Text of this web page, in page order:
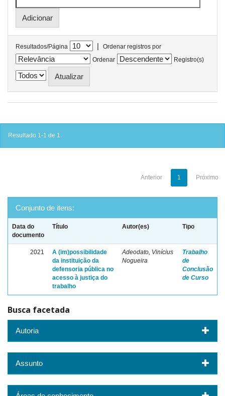
Resultados/Página |
Ordenar registros por
Ordenar
Registro(s)
Resultado 1-1 de 1.
Anterior 1 Próximo
Conjunto de itens:
Data do
documento
Título Autor(es) Tipo
2021
A (im)possibilidade
da instituição da
defensoria pública no
acesso à justiça do
trabalho
Adeodato, Vinícius
Nogueira
Trabalho
de
Conclusão
de Curso
Busca facetada
Autoria
Assunto